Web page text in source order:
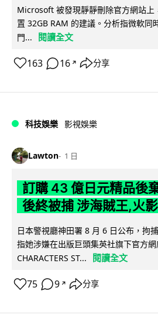
Microsoft 被發現靜靜刪除官方網站上
置 32GB RAM 的建議。分析指微軟同
門...
閱讀全文
163 16 ↗ 分享
科技娛樂 影視娛樂
Lawton 1 日
訂購 43 億日元精品後
後終被捕 涉海賊王,火
日本警視廳神田署 8 月 6 日公布，拘
指她涉嫌在出版巨頭集英社旗下官方網
CHARACTERS ST...
閱讀全文
75 9 ↗ 分享